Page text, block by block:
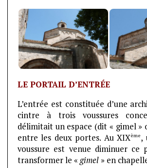
LE PORTAIL D’ENTRÉE
L’entrée est constituée d’une
cintre à trois voussures
délimitait un espace (dit « gimel »
entre les deux portes. Au XIXème,
voussure est venue diminuer ce
transformer le «gimel » en